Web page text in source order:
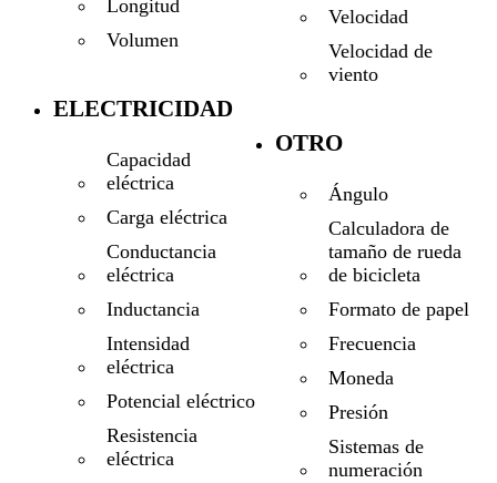
Longitud
Volumen
ELECTRICIDAD
Capacidad
eléctrica
Carga eléctrica
Conductancia
eléctrica
Inductancia
Intensidad
eléctrica
Potencial eléctrico
Resistencia
eléctrica
Velocidad
Velocidad de
viento
OTRO
Ángulo
Calculadora de
tamaño de rueda
de bicicleta
Formato de papel
Frecuencia
Moneda
Presión
Sistemas de
numeración